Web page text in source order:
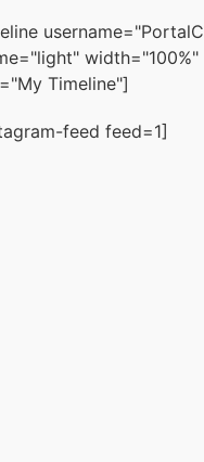
Timeline"]
feed feed=1]